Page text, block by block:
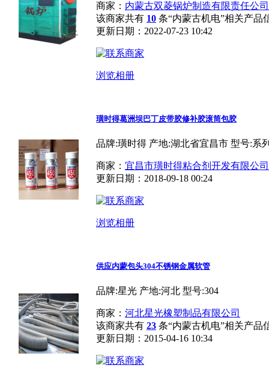
商家： 内蒙古双菱锅炉制造有限责任公司
该商家共有 10 条“内蒙古机电”相关产品
更新日期：2022-07-23 10:42
浏览相册
璜时得葛洲坝巴丁皮带胶修补胶滚筒包胶
品牌:璜时得 产地:湖北省宜昌市 型号:系
商家： 宜昌市璜时得粘合剂开发有限公
更新日期：2018-09-18 00:24
浏览相册
供应内蒙包头304不锈钢金属软管
品牌:星光 产地:河北 型号:304
商家： 河北星光橡塑制品有限公司
该商家共有 23 条“内蒙古机电”相关产品
更新日期：2015-04-16 10:34